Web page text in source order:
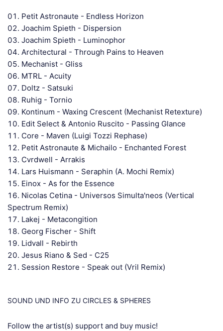
Petit Astronaute - Endless Horizon
Joachim Spieth - Dispersion
Joachim Spieth - Luminophor
Architectural - Through Pains to Heaven
Mechanist - Gliss
MTRL - Acuity
Doltz - Satsuki
Ruhig - Tornio
Kontinum - Waxing Crescent (Mechanist Retexture)
Edit Select & Antonio Ruscito - Passing Glance
Core - Maven (Luigi Tozzi Rephase)
Petit Astronaute & Michailo - Enchanted Forest
Cvrdwell - Arrakis
Lars Huismann - Seraphin (A. Mochi Remix)
Einox - As for the Essence
Nicolas Cetina - Universos Simulta'neos (Vertical
Spectrum Remix)
Lakej - Metacongition
Georg Fischer - Shift
Lidvall - Rebirth
Jesus Riano & Sed - C25
Session Restore - Speak out (Vril Remix)
SOUND UND INFO ZU CIRCLES & SPHERES
Follow the artist(s) support and buy music!